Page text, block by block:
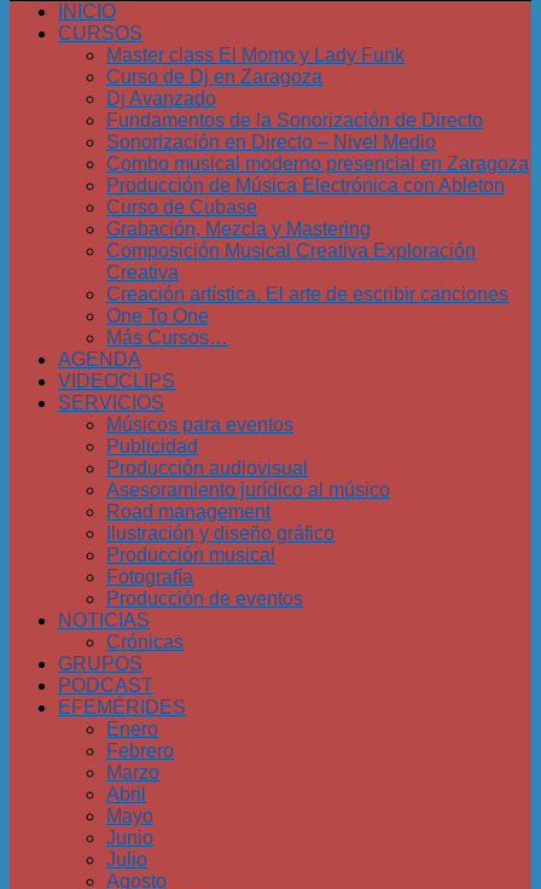
INICIO
CURSOS
Master class El Momo y Lady Funk
Curso de Dj en Zaragoza
Dj Avanzado
Fundamentos de la Sonorización de Directo
Sonorización en Directo – Nivel Medio
Combo musical moderno presencial en Zaragoza
Producción de Música Electrónica con Ableton
Curso de Cubase
Grabación, Mezcla y Mastering
Composición Musical Creativa Exploración
Creativa
Creación artística. El arte de escribir canciones
One To One
Más Cursos…
AGENDA
VIDEOCLIPS
SERVICIOS
Músicos para eventos
Publicidad
Producción audiovisual
Asesoramiento jurídico al músico
Road management
Ilustración y diseño gráfico
Producción musical
Fotografía
Producción de eventos
NOTICIAS
Crónicas
GRUPOS
PODCAST
EFEMÉRIDES
Enero
Febrero
Marzo
Abril
Mayo
Junio
Julio
Agosto